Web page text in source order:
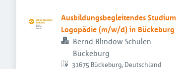
Ausbildungsbegleitendes Studium
Logopädie (m/w/d) in Bückeburg
Bernd-Blindow-Schulen
Bückeburg
31675 Bückeburg, Deutschland